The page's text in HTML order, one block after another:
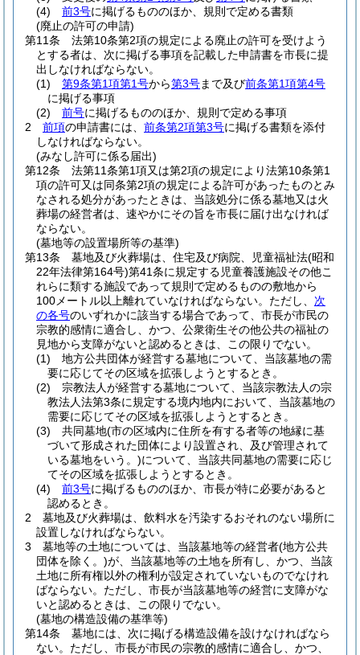
(4)
前3号に掲げるもののほか、規則で定める書類
(廃止の許可の申請)
第11条
法第10条第2項の規定による廃止の許可を受けよう
とする者は、次に掲げる事項を記載した申請書を市長に提
出しなければならない。
(1)
第9条第1項第1号から第3号まで及び前条第1項第4号
に掲げる事項
(2)
前号に掲げるもののほか、規則で定める事項
2
前項の申請書には、 前条第2項第3号に掲げる書類を添付
しなければならない。
(みなし許可に係る届出)
第12条
法第11条第1項又は第2項の規定により法第10条第1
項の許可又は同条第2項の規定による許可があったものとみ
なされる処分があったときは、当該処分に係る墓地又は火
葬場の経営者は、速やかにその旨を市長に届け出なければ
ならない。
(墓地等の設置場所等の基準)
第13条
墓地及び火葬場は、住宅及び病院、児童福祉法(昭和
22年法律第164号)第41条に規定する児童養護施設その他こ
れらに類する施設であって規則で定めるものの敷地から
100メートル以上離れていなければならない。 ただし、 次
の各号のいずれかに該当する場合であって、市長が市民の
宗教的感情に適合し、かつ、公衆衛生その他公共の福祉の
見地から支障がないと認めるときは、この限りでない。
(1)
地方公共団体が経営する墓地について、当該墓地の需
要に応じてその区域を拡張しようとするとき。
(2)
宗教法人が経営する墓地について、当該宗教法人の宗
教法人法第3条に規定する境内地内において、当該墓地の
需要に応じてその区域を拡張しようとするとき。
(3)
共同墓地(市の区域内に住所を有する者等の地縁に基
づいて形成された団体により設置され、及び管理されて
いる墓地をいう。)について、当該共同墓地の需要に応じ
てその区域を拡張しようとするとき。
(4)
前3号に掲げるもののほか、市長が特に必要があると
認めるとき。
2
墓地及び火葬場は、飲料水を汚染するおそれのない場所に
設置しなければならない。
3
墓地等の土地については、当該墓地等の経営者(地方公共
団体を除く。)が、当該墓地等の土地を所有し、かつ、当該
土地に所有権以外の権利が設定されていないものでなけれ
ばならない。 ただし、市長が当該墓地等の経営に支障がな
いと認めるときは、この限りでない。
(墓地の構造設備の基準等)
第14条
墓地には、次に掲げる構造設備を設けなければなら
ない。 ただし、市長が市民の宗教的感情に適合し、かつ、